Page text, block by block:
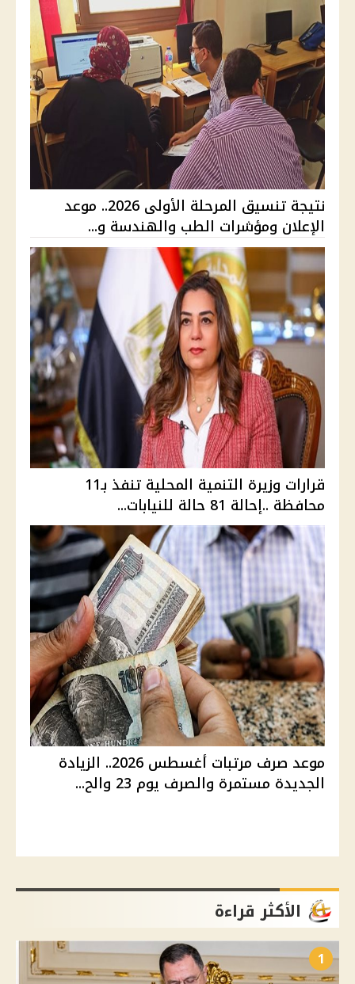
نتيجة تنسيق المرحلة الأولى 2026.. موعد
الإعلان ومؤشرات الطب والهندسة و...
قرارات وزيرة التنمية المحلية تنفذ بـ11
محافظة ..إحالة 81 حالة للنيابات...
موعد صرف مرتبات أغسطس 2026.. الزيادة
الجديدة مستمرة والصرف يوم 23 والح...
الأكثر قراءة
1